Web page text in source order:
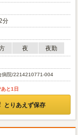
分
夜
夜勤
病院/2214210771-004
と1日
とりあえず保存